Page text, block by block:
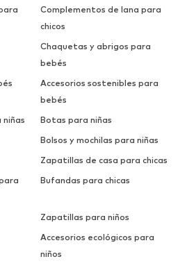
Complementos de lana para
chicos
Chaquetas y abrigos para
bebés
Accesorios sostenibles para
bebés
niñas
Botas para niñas
Bolsos y mochilas para niñas
Zapatillas de casa para chicas
Bufandas para chicas
Zapatillas para niños
Accesorios ecológicos para
niños